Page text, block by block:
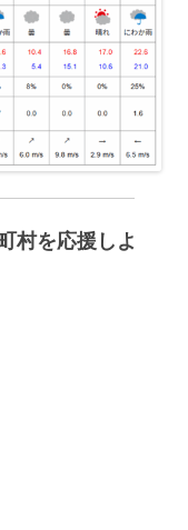
村を応援しよ